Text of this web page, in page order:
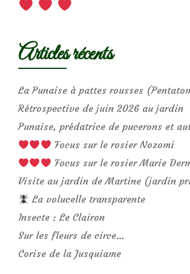
Articles récents
La Punaise à pattes rousses
Rétrospective de juin 2026 au jardin
Punaise, prédatrice de pucerons et
Focus sur le rosier Nozomi
Focus sur le rosier Marie
Visite au jardin de Martine (jardin
La volucelle transparente
Insecte : Le Clairon
Sur les fleurs de circe…
Corise de la Jusquiame